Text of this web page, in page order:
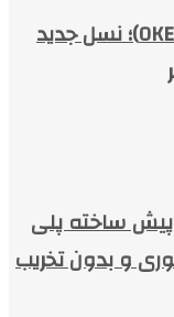
معرفی کرکره فولادی اوکر (OKER)؛ نسل جدید
پیش ساخته پلی
و بدون تخریب